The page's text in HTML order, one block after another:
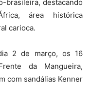
brasileira, destacando
área histórica
carioca.
2 de março, os 16
da Mangueira,
com sandálias Kenner